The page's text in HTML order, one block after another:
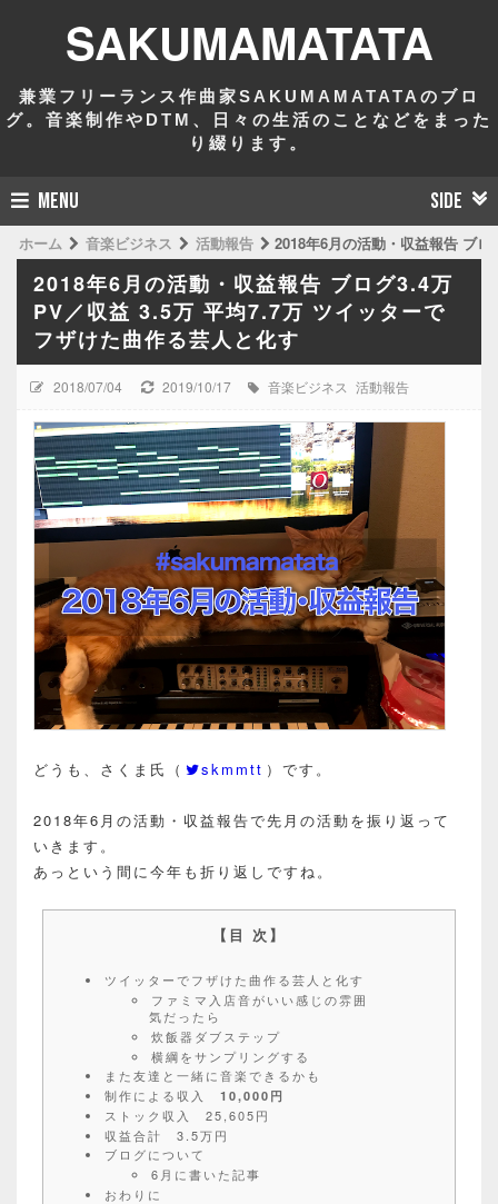
SAKUMAMATATA
兼業フリーランス作曲家SAKUMAMATATAのブロ
グ。音楽制作やDTM、日々の生活のことなどをまった
り綴ります。
MENU SIDE
ホーム 音楽ビジネス 活動報告 2018年6月の活動・収益報告 ブ
2018年6月の活動・収益報告 ブログ3.4万
PV／収益 3.5万 平均7.7万 ツイッターで
フザけた曲作る芸人と化す
2018/07/04 2019/10/17 音楽ビジネス 活動報告
どうも、さくま氏（ skmmtt ）です。
2018年6月の活動・収益報告で先月の活動を振り返って
いきます。
あっという間に今年も折り返しですね。
ツイッターでフザけた曲作る芸人と化す
ファミマ入店音がいい感じの雰囲
気だったら
炊飯器ダブステップ
横綱をサンプリングする
また友達と一緒に音楽できるかも
制作による収入 10,000円
ストック収入 25,605円
収益合計 3.5万円
ブログについて
6月に書いた記事
おわりに